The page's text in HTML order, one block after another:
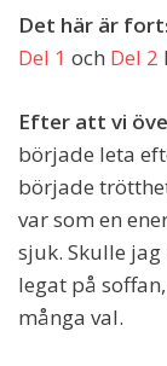
Det här är
Del 1 och Del 2
Efter att vi
började leta
började
var som en
sjuk. Skulle
legat på
många val.